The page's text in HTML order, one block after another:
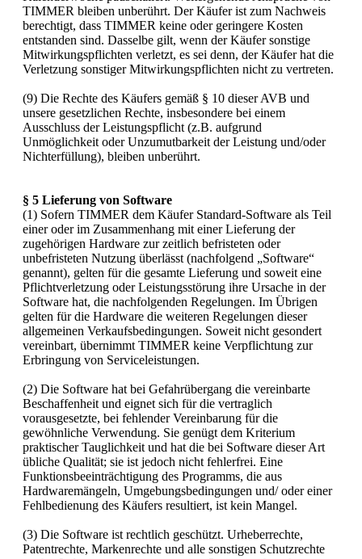
TIMMER bleiben unberührt. Der Käufer ist zum Nachweis
berechtigt, dass TIMMER keine oder geringere Kosten
entstanden sind. Dasselbe gilt, wenn der Käufer sonstige
Mitwirkungspflichten verletzt, es sei denn, der Käufer hat die
Verletzung sonstiger Mitwirkungspflichten nicht zu vertreten.
(9) Die Rechte des Käufers gemäß § 10 dieser AVB und
unsere gesetzlichen Rechte, insbesondere bei einem
Ausschluss der Leistungspflicht (z.B. aufgrund
Unmöglichkeit oder Unzumutbarkeit der Leistung und/oder
Nichterfüllung), bleiben unberührt.
§ 5 Lieferung von Software
(1) Sofern TIMMER dem Käufer Standard-Software als Teil
einer oder im Zusammenhang mit einer Lieferung der
zugehörigen Hardware zur zeitlich befristeten oder
unbefristeten Nutzung überlässt (nachfolgend „Software“
genannt), gelten für die gesamte Lieferung und soweit eine
Pflichtverletzung oder Leistungsstörung ihre Ursache in der
Software hat, die nachfolgenden Regelungen. Im Übrigen
gelten für die Hardware die weiteren Regelungen dieser
allgemeinen Verkaufsbedingungen. Soweit nicht gesondert
vereinbart, übernimmt TIMMER keine Verpflichtung zur
Erbringung von Serviceleistungen.
(2) Die Software hat bei Gefahrübergang die vereinbarte
Beschaffenheit und eignet sich für die vertraglich
vorausgesetzte, bei fehlender Vereinbarung für die
gewöhnliche Verwendung. Sie genügt dem Kriterium
praktischer Tauglichkeit und hat die bei Software dieser Art
übliche Qualität; sie ist jedoch nicht fehlerfrei. Eine
Funktionsbeeinträchtigung des Programms, die aus
Hardwaremängeln, Umgebungsbedingungen und/ oder einer
Fehlbedienung des Käufers resultiert, ist kein Mangel.
(3) Die Software ist rechtlich geschützt. Urheberrechte,
Patentrechte, Markenrechte und alle sonstigen Schutzrechte